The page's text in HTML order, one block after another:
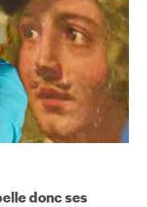
donc ses